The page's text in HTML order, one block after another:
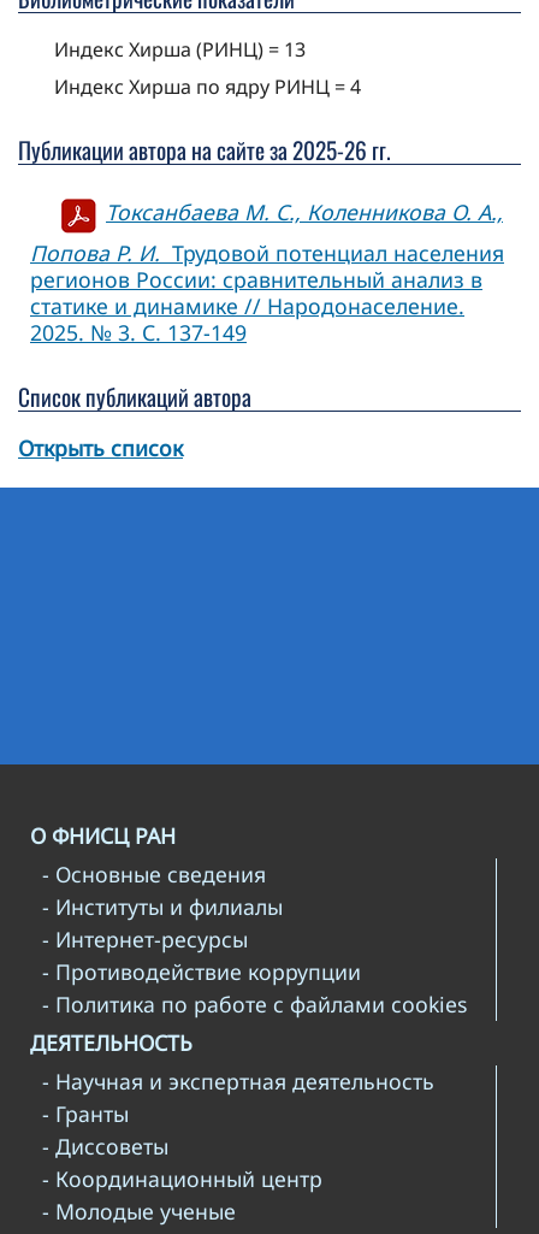
Индекс Хирша (РИНЦ) = 13
Индекс Хирша по ядру РИНЦ = 4
Публикации автора на сайте за 2025-26 гг.
Токсанбаева М. С., Коленникова О. А.,
Попова Р. И. Трудовой потенциал населения
регионов России: сравнительный анализ в
статике и динамике // Народонаселение.
2025. № 3. С. 137-149
Список публикаций автора
Открыть список
О ФНИСЦ РАН
- Основные сведения
- Институты и филиалы
- Интернет-ресурсы
- Противодействие коррупции
- Политика по работе с файлами cookies
ДЕЯТЕЛЬНОСТЬ
- Научная и экспертная деятельность
- Гранты
- Диссоветы
- Координационный центр
- Молодые ученые